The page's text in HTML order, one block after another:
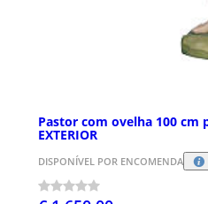
Pastor com ovelha 100 cm
EXTERIOR
DISPONÍVEL POR ENCOMENDA